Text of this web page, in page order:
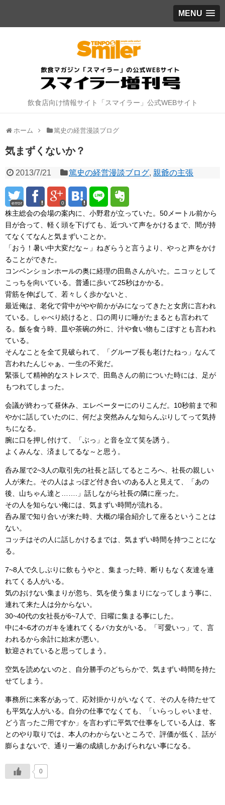
MENU
飲食店向け情報サイト「スマイラー」公式WEBサイト
ホーム 篤史の経営漫談ブログ
気まずくないか？
2013/7/21 篤史の経営漫談ブログ, 親爺の主張
error 0
株主総会の会場の案内に、小野君が立っていた。50メートル前から
目が合って、軽く頭を下げても、近づいて声をかけるまで、間が持
てなくてなんと気まずいことか。
「おう！暑い中大変だな～」ねぎらうと言うより、やっと声をかけ
ることができた。
コンベンションホールの奥に経理の田島さんがいた。ニコッとして
こっちを向いている。普通に歩いて25秒はかかる。
背筋を伸ばして、若々しく歩かないと、
最近俺は、老化で背中がやや前かがみになってきたと女房に言われ
ている。しゃべり続けると、口の周りに唾がたまるとも言われて
る。飯を食う時、皿や茶碗の外に、汁や食い物もこぼすとも言われ
ている。
そんなことを全て見破られて、「グループ長も老けたねっ」なんて
言われたんじゃぁ、一生の不覚だ。
緊張して精神的なストレスで、田島さんの前についた時には、足が
もつれてしまった。
会議が終わって昼休み、エレベーターにのりこんだ。10秒前まで和
やかに話していたのに、何だよ突然みんな知らんぷりしてって気持
ちになる。
腕に口を押し付けて、「ぶっ」と音を立て笑を誘う。
よくみんな、済ましてるな～と思う。
呑み屋で2~3人の取引先の社長と話してるところへ、社長の親しい
人が来た。その人はよっぽど付き合いのある人と見えて、「あの
後、山ちゃん達と…….」話しながら社長の隣に座った。
その人を知らない俺には、気まずい時間が流れる。
呑み屋で知り合いが来た時、大概の場合紹介して座るということは
ない。
コッチはその人に話しかけるまでは、気まずい時間を持つことにな
る。
7~8人で久しぶりに飲もうやと、集まった時、断りもなく友達を連
れてくる人がいる。
気のおけない集まりが忽ち、気を使う集まりになってしまう事に、
連れて来た人は分からない。
30~40代の女社長が6~7人で、日曜に集まる事にした。
中に4~6才のガキを連れてくるバカ女がいる。「可愛いっ」て、言
われるから余計に始末が悪い。
歓迎されていると思ってしまう。
空気を読めないのと、自分勝手のどちらかで、気まずい時間を持た
せてしまう。
事務所に来客があって、応対掛かりがいなくて、その人を待たせて
も平気な人がいる。自分の仕事でなくても、「いらっしゃいませ、
どう言ったご用ですか」を言わずに平気で仕事をしている人は、客
とのやり取りでは、本人のわからないところで、評価が低く、話が
膨らまないで、通り一遍の成績しかあげられない事になる。
0